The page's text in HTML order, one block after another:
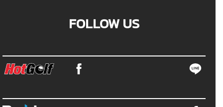
FOLLOW US